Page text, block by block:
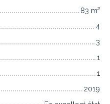
83 m²
4
3
1
1
2019